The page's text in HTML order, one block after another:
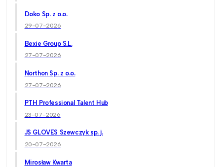
Doko Sp. z o.o.
29-07-2026
Bexie Group S.L.
27-07-2026
Northon Sp. z o.o.
27-07-2026
PTH Professional Talent Hub
23-07-2026
JS GLOVES Szewczyk sp. j.
20-07-2026
Mirosław Kwarta